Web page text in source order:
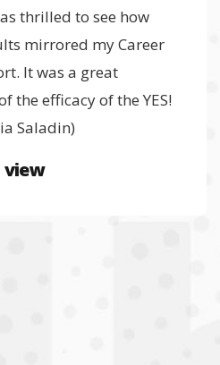
thrilled to see how
mirrored my Career
It was a great
the efficacy of the YES!
Saladin)
view